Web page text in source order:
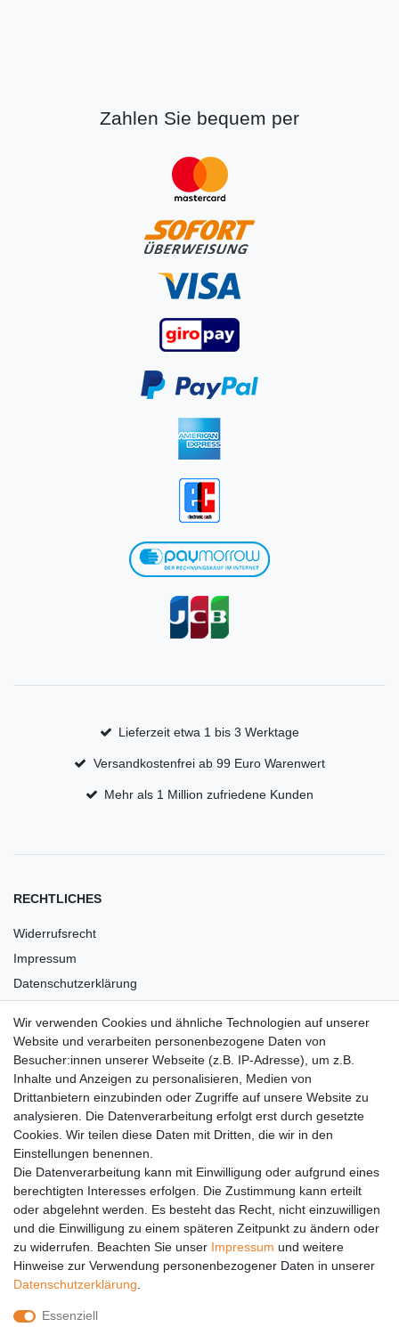
Zahlen Sie bequem per
Lieferzeit etwa 1 bis 3 Werktage
Versandkostenfrei ab 99 Euro Warenwert
Mehr als 1 Million zufriedene Kunden
RECHTLICHES
Widerrufsrecht
Impressum
Datenschutzerklärung
Versandkosten
Barrierefreiheit
Anleitungen
Vertrag widerrufen
PARTNER
DHL
GLS
PaketPLUS
SPONSORING
Wir verwenden Cookies und ähnliche Technologien auf unserer
Website und verarbeiten personenbezogene Daten von
Besucher:innen unserer Webseite (z.B. IP-Adresse), um z.B.
Inhalte und Anzeigen zu personalisieren, Medien von
Drittanbietern einzubinden oder Zugriffe auf unsere Website zu
analysieren. Die Datenverarbeitung erfolgt erst durch gesetzte
Cookies. Wir teilen diese Daten mit Dritten, die wir in den
Einstellungen benennen.
Die Datenverarbeitung kann mit Einwilligung oder aufgrund eines
berechtigten Interesses erfolgen. Die Zustimmung kann erteilt
oder abgelehnt werden. Es besteht das Recht, nicht einzuwilligen
und die Einwilligung zu einem späteren Zeitpunkt zu ändern oder
zu widerrufen. Beachten Sie unser Impressum und weitere
Hinweise zur Verwendung personenbezogener Daten in unserer
Daten­schutz­erklärung
Essenziell